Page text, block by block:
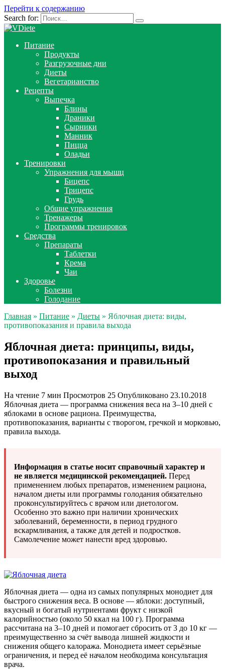
Перейти к содержанию
Search for:
Питание
Продукты
Разгрузочные дни
Диеты
Вегетарианство
Рецепты
Выпечка
Блины
Драники
Сырники
Манник
Пицца
Оладьи
Тренировки
Упражнения для мышц
Бицепс
Трицепс
Грудь
Общие упражнения
Тренажеры
Программы тренировок
Средства
Препараты
Таблетки
Крема
Чаи
Здоровье
Болезни
Голодание
Главная » Питание » Диеты » Яблочная диета: виды,
противопоказания и правила выхода
Яблочная диета: принципы, виды,
противопоказания и правильный
выход
На чтение 7 мин Просмотров 25 Опубликовано 23.10.2018
Яблочная диета — программа снижения веса на 3–10 дней с
яблоками в основе рациона. Преимущества,
противопоказания, варианты с творогом, гречкой и морковью,
правила выхода.
Информация в статье носит справочный характер и
не является медицинской рекомендацией. Перед
применением любых препаратов, изменением рациона,
началом диеты или программы голодания обязательно
проконсультируйтесь с врачом или диетологом.
Особенно это важно при наличии хронических
заболеваний, беременности, в период грудного
вскармливания, а также для детей и подростков.
Самолечение может нанести вред здоровью.
Яблочная диета — одна из самых популярных монодиет для
быстрого снижения веса. В основе — яблоки: доступный,
вкусный и богатый нутриентами фрукт с низкой
калорийностью (около 50 ккал на 100 г). Программа
рассчитана на 3–10 дней и помогает сбросить от 3 до 10 кг —
преимущественно за счёт вывода лишней жидкости и
снижения общего калоража. Монодиета имеет серьёзные
ограничения, и перед её началом необходима консультация
врача.